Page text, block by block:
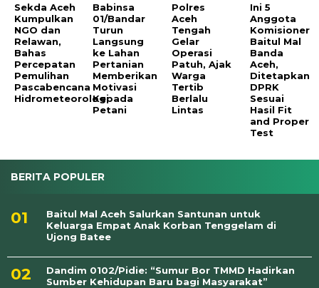
Sekda Aceh
Kumpulkan
NGO dan
Relawan,
Bahas
Percepatan
Pemulihan
Pascabencana
Hidrometeorologi
Babinsa
01/Bandar
Turun
Langsung
ke Lahan
Pertanian
Memberikan
Motivasi
Kepada
Petani
Polres
Aceh
Tengah
Gelar
Operasi
Patuh, Ajak
Warga
Tertib
Berlalu
Lintas
Ini 5
Anggota
Komisioner
Baitul Mal
Banda
Aceh,
Ditetapkan
DPRK
Sesuai
Hasil Fit
and Proper
Test
BERITA POPULER
Baitul Mal Aceh Salurkan Santunan untuk
Keluarga Empat Anak Korban Tenggelam di
Ujong Batee
Dandim 0102/Pidie: “Sumur Bor TMMD Hadirkan
Sumber Kehidupan Baru bagi Masyarakat”